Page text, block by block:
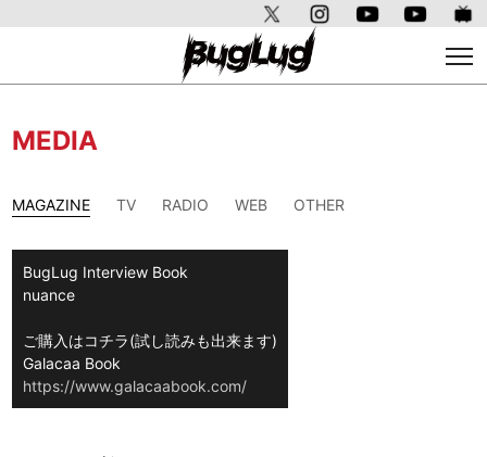
MEDIA
MAGAZINE TV RADIO WEB OTHER
BugLug Interview Book
nuance
ご購入はコチラ(試し読みも出来ます)
Galacaa Book
https://www.galacaabook.com/